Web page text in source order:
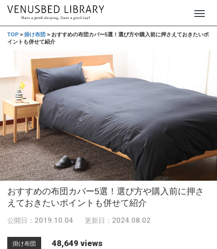
o
n
a
g
t
i
TOP > 掛け布団 > おすすめの布団カバー5選！選び方や購入前に押さえておきたいポ
イントも併せて紹介
おすすめの布団カバー5選！選び方や購入前に押さ
えておきたいポイントも併せて紹介
公開日： 2019.10.04 更新日： 2024.08.02
掛け布団 48,649 views